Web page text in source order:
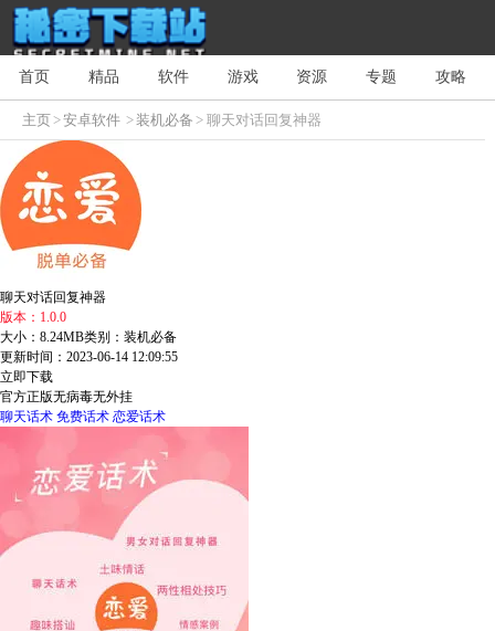
首页 精品 软件 游戏 资源 专题 攻略
主页>安卓软件 >装机必备 > 聊天对话回复神器
聊天对话回复神器
版本：1.0.0
大小：8.24MB类别：装机必备
更新时间：2023-06-14 12:09:55
立即下载
官方正版无病毒无外挂
聊天话术 免费话术 恋爱话术